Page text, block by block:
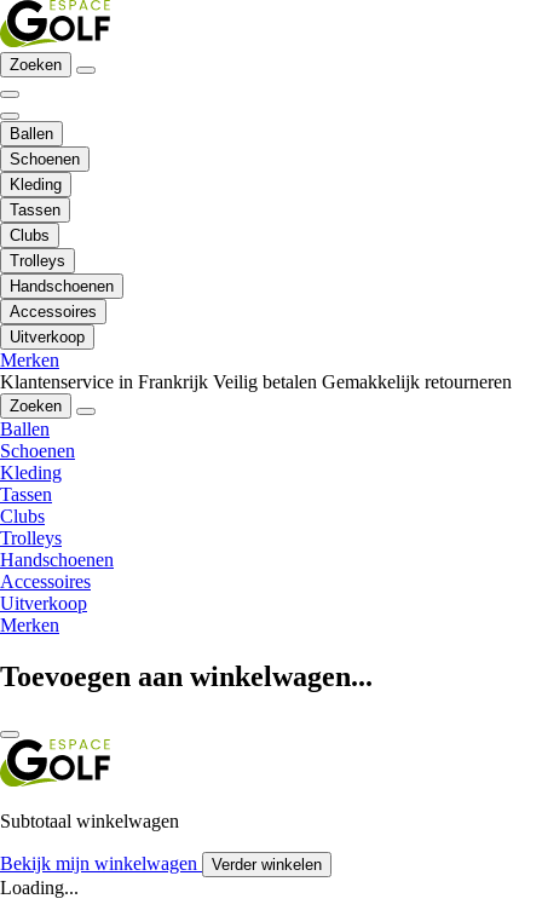
Zoeken
Ballen
Schoenen
Kleding
Tassen
Clubs
Trolleys
Handschoenen
Accessoires
Uitverkoop
Merken
Klantenservice in Frankrijk Veilig betalen Gemakkelijk retourneren
Zoeken
Ballen
Schoenen
Kleding
Tassen
Clubs
Trolleys
Handschoenen
Accessoires
Uitverkoop
Merken
Toevoegen aan winkelwagen...
Subtotaal winkelwagen
Bekijk mijn winkelwagen Verder winkelen
Loading...